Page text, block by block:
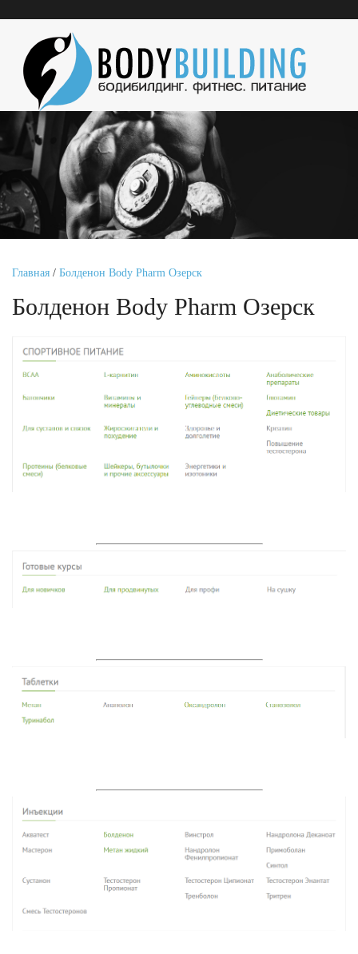
Главная / Болденон Body Pharm Озерск
Болденон Body Pharm Озерск